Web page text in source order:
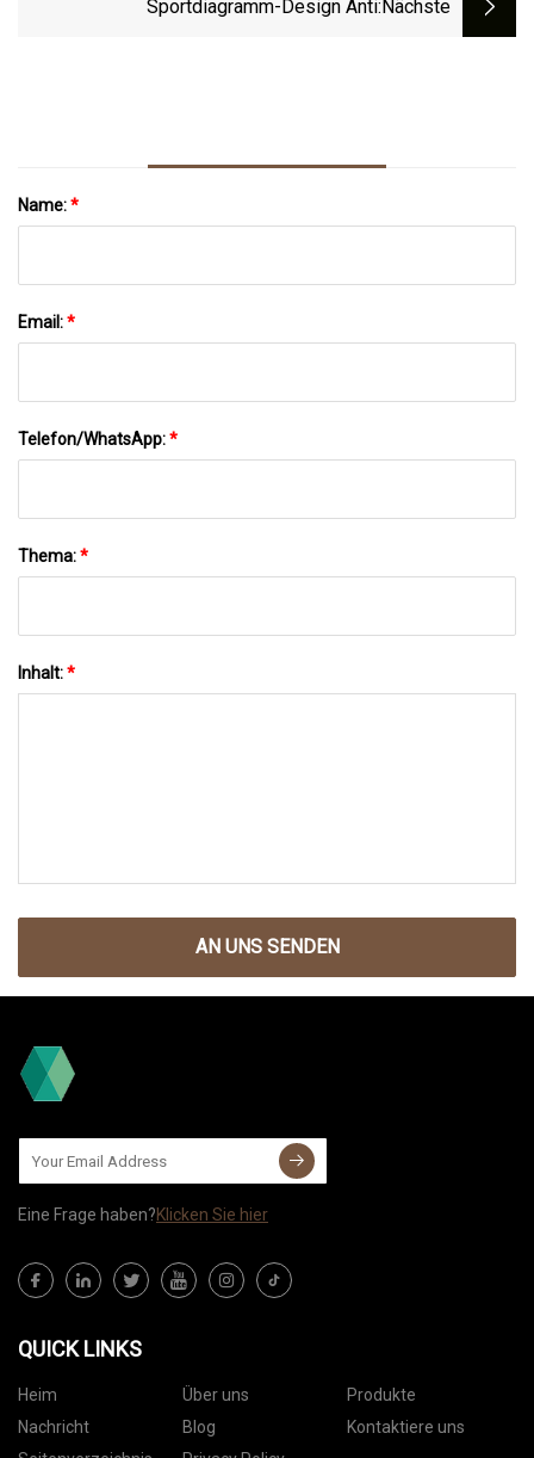
Sportdiagramm-Design Anti:nächste
Name:*
Email:*
Telefon/WhatsApp:*
Thema:*
Inhalt:*
AN UNS SENDEN
Eine Frage haben?Klicken Sie hier
QUICK LINKS
Heim Über uns
Produkte
Nachricht
Blog
Kontaktiere uns